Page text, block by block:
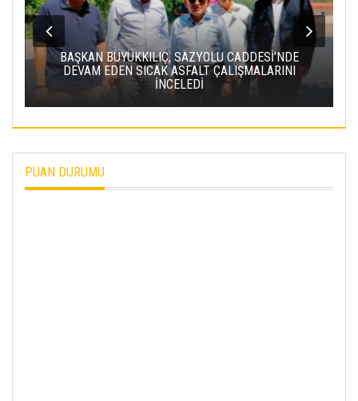
CADDESİ’NDE
BAKAN URALOĞLU: YERKÖY-KAYSERI
PROJESI’NDE IŞIN YARISINI
PUAN DURUMU